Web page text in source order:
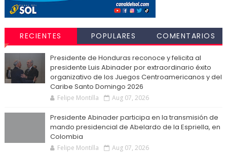
RECIENTES POPULARES COMENTARIOS
Presidente de Honduras reconoce y felicita al
presidente Luis Abinader por extraordinario éxito
organizativo de los Juegos Centroamericanos y del
Caribe Santo Domingo 2026
Felipe Montilla Aug 07, 2026
Presidente Abinader participa en la transmisión de
mando presidencial de Abelardo de la Espriella, en
Colombia
Felipe Montilla Aug 07, 2026